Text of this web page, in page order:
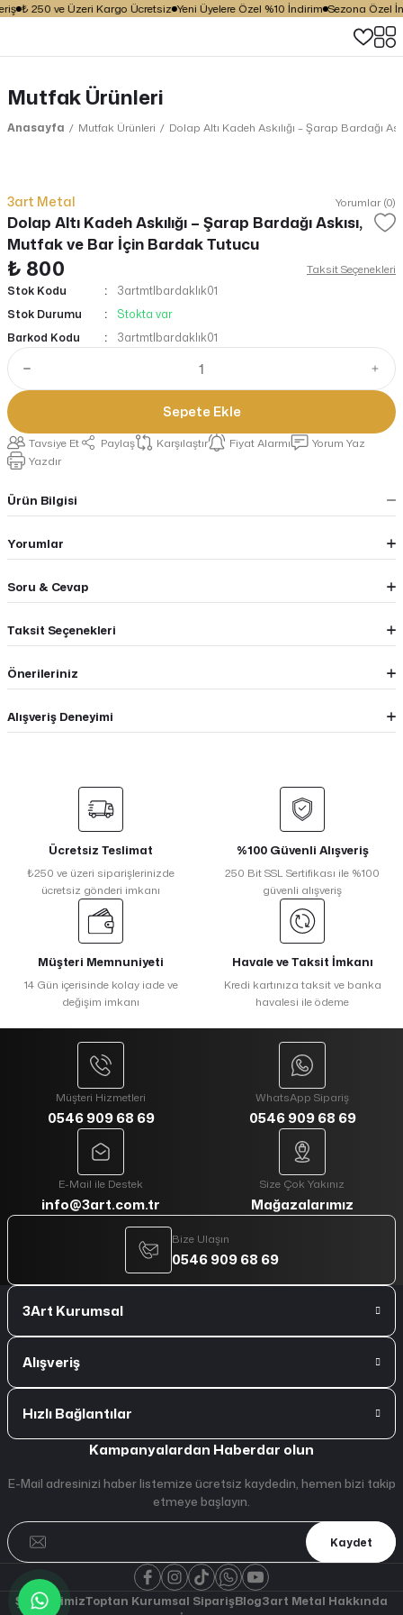
₺ 250 ve Üzeri Kargo Ücretsiz Yeni Üyelere Özel %10 İndirim Sezona Özel
Mutfak Ürünleri
Anasayfa Mutfak Ürünleri Dolap Altı Kadeh Askılığı – Şarap Bardağı
3art Metal Yorumlar (0)
Dolap Altı Kadeh Askılığı – Şarap Bardağı Askısı,
Mutfak ve Bar İçin Bardak Tutucu
₺ 800
Taksit Seçenekleri
Stok Kodu
3artmtlbardaklık01
Stok Durumu
Stokta var
Barkod Kodu
3artmtlbardaklık01
Sepete Ekle
Tavsiye Et Paylaş Karşılaştır Fiyat Alarmı
Yorum Yaz
Yazdır
Ürün Bilgisi
Yorumlar
Soru & Cevap
Taksit Seçenekleri
Önerileriniz
Alışveriş Deneyimi
Ücretsiz Teslimat
₺250 ve üzeri siparişlerinizde
ücretsiz gönderi imkanı
%100 Güvenli Alışveriş
250 Bit SSL Sertifikası ile %100
güvenli alışveriş
Müşteri Memnuniyeti
14 Gün içerisinde kolay iade ve
değişim imkanı
Havale ve Taksit İmkanı
Kredi kartınıza taksit ve banka
havalesi ile ödeme
Müşteri Hizmetleri
0546 909 68 69
WhatsApp Sipariş
0546 909 68 69
E-Mail ile Destek
info@3art.com.tr
Size Çok Yakınız
Mağazalarımız
Bize Ulaşın
0546 909 68 69
3Art Kurumsal
Alışveriş
Hızlı Bağlantılar
Kampanyalardan Haberdar olun
E-Mail adresinizi haber listemize ücretsiz kaydedin, hemen bizi takip
etmeye başlayın.
Kaydet
ŞubelerimizToptan Kurumsal SiparişBlog3art Metal Hakkında